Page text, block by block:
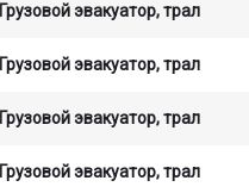
Грузовой эвакуатор, трал
Грузовой эвакуатор, трал
Грузовой эвакуатор, трал
Грузовой эвакуатор, трал